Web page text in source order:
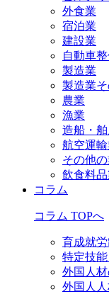
外食業
宿泊業
建設業
自動車
製造業
製造業
農業
漁業
造船・
航空運輸
その他
飲食料
コラム
コラム TOPへ
育成就
特定技
外国人材
外国人